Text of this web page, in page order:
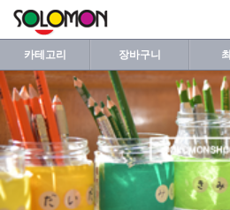
카테고리 장바구니